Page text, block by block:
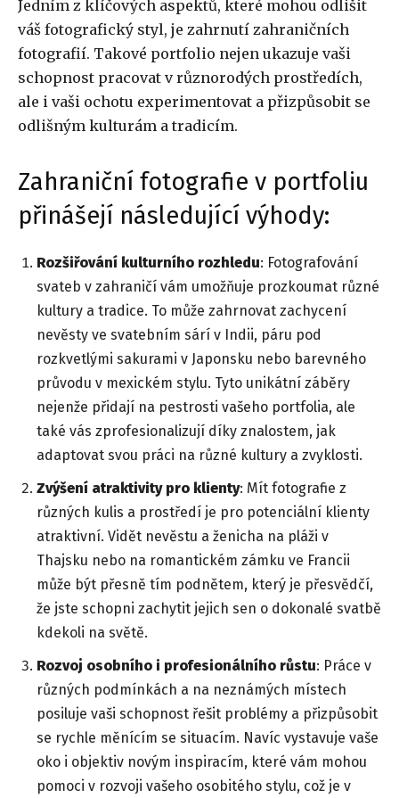
Jedním z klíčových aspektů, které mohou odlišit
váš fotografický styl, je zahrnutí zahraničních
fotografií. Takové portfolio nejen ukazuje vaši
schopnost pracovat v různorodých prostředích,
ale i vaši ochotu experimentovat a přizpůsobit se
odlišným kulturám a tradicím.
Zahraniční fotografie v portfoliu
přinášejí následující výhody:
Rozšiřování kulturního rozhledu: Fotografování
svateb v zahraničí vám umožňuje prozkoumat různé
kultury a tradice. To může zahrnovat zachycení
nevěsty ve svatebním sárí v Indii, páru pod
rozkvetlými sakurami v Japonsku nebo barevného
průvodu v mexickém stylu. Tyto unikátní záběry
nejenže přidají na pestrosti vašeho portfolia, ale
také vás zprofesionalizují díky znalostem, jak
adaptovat svou práci na různé kultury a zvyklosti.
Zvýšení atraktivity pro klienty: Mít fotografie z
různých kulis a prostředí je pro potenciální klienty
atraktivní. Vidět nevěstu a ženicha na pláži v
Thajsku nebo na romantickém zámku ve Francii
může být přesně tím podnětem, který je přesvědčí,
že jste schopni zachytit jejich sen o dokonalé svatbě
kdekoli na světě.
Rozvoj osobního i profesionálního růstu: Práce v
různých podmínkách a na neznámých místech
posiluje vaši schopnost řešit problémy a přizpůsobit
se rychle měnícím se situacím. Navíc vystavuje vaše
oko i objektiv novým inspiracím, které vám mohou
pomoci v rozvoji vašeho osobitého stylu, což je v